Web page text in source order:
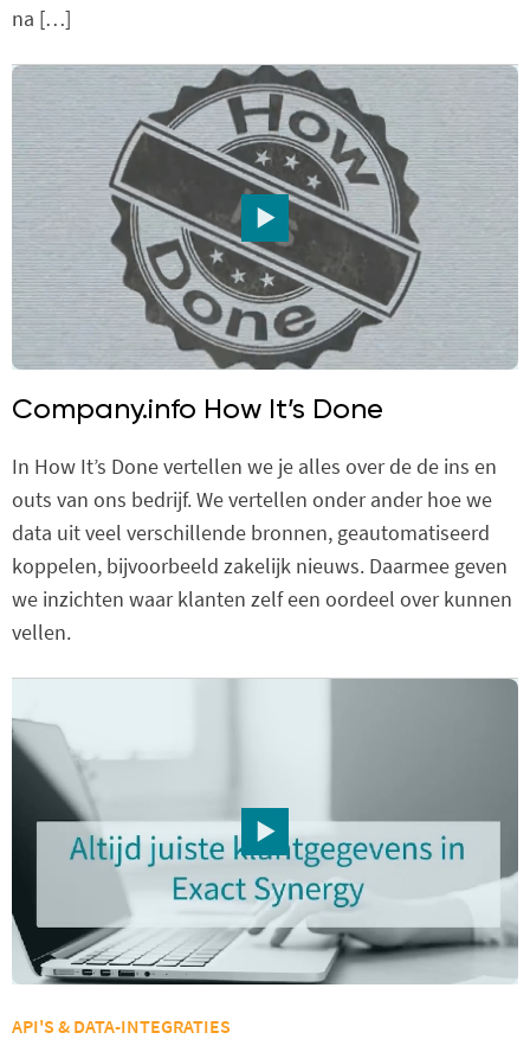
na […]
Company.info How It’s Done
In How It’s Done vertellen we je alles over de de ins en
outs van ons bedrijf. We vertellen onder ander hoe we
data uit veel verschillende bronnen, geautomatiseerd
koppelen, bijvoorbeeld zakelijk nieuws. Daarmee geven
we inzichten waar klanten zelf een oordeel over kunnen
vellen.
API'S & DATA-INTEGRATIES